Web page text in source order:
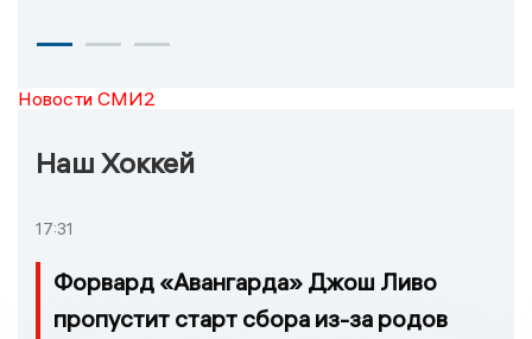
Новости СМИ2
Наш Хоккей
17:31
Форвард «Авангарда» Джош Ливо
пропустит старт сбора из-за родов